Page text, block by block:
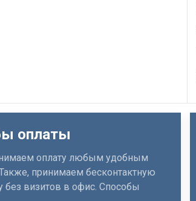
оплаты
оплату любым удобным
принимаем бесконтактную
без визитов в офис. Способы